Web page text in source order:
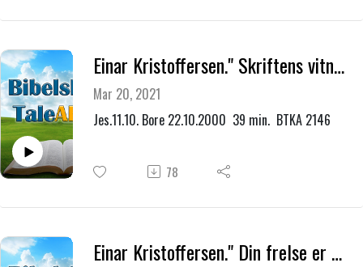
Einar Kristoffersen." Skriftens vitnesbyrd om Jesus."
Mar 20, 2021
Jes.11.10. Bore 22.10.2000 39 min. BTKA 2146
78
Einar Kristoffersen." Din frelse er basert på hva Jesus er for deg- nå."